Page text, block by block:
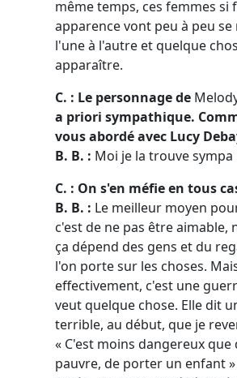
même temps, ces femmes si
apparence vont peu à peu se
l'une à l'autre et quelque
apparaître.
C. : Le personnage de
a priori sympathique.
vous abordé avec Lucy
B. B. : Moi je la trouve sympa
C. : On s'en méfie en tous
B. B. : Le meilleur moyen
c'est de ne pas être aimable,
ça dépend des gens et du
l'on porte sur les choses.
effectivement, c'est une
veut quelque chose. Elle dit
terrible, au début, que je
« C'est moins dangereux que
pauvre, de porter un enfant »